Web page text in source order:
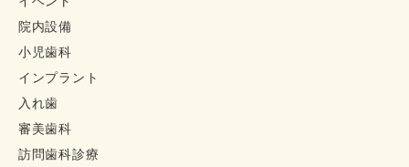
院内設備
小児歯科
インプラント
入れ歯
審美歯科
訪問歯科診療